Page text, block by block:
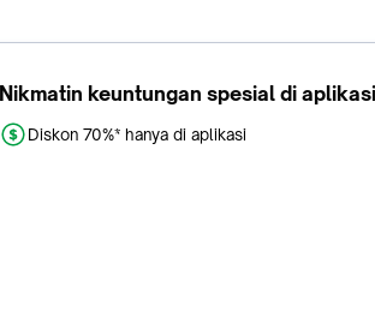
Nikmatin keuntungan spesial di
Diskon 70%* hanya di aplikasi